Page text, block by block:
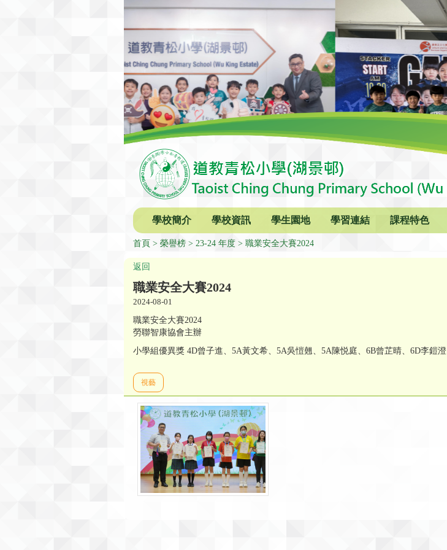
學校簡介 學校資訊 學生園地 學習連結 課程特色
首頁 榮譽榜 23-24 年度 職業安全大賽2024
返回
職業安全大賽2024
2024-08-01
職業安全大賽2024
勞聯智康協會主辦
小學組優異獎 4D曾子進、5A黃文希、5A吳愷翹、5A陳悦庭、6B曾芷晴、6D李鎧澄
視藝